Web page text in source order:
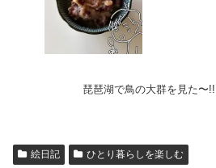
琵琶湖で鳥の大群を見た〜!!
絵日記 ひとり暮らしを楽しむ